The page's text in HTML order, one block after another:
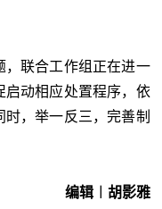
，联合工作组正在进一
启动相应处置程序，依
，举一反三，完善制
编辑︱胡影雅